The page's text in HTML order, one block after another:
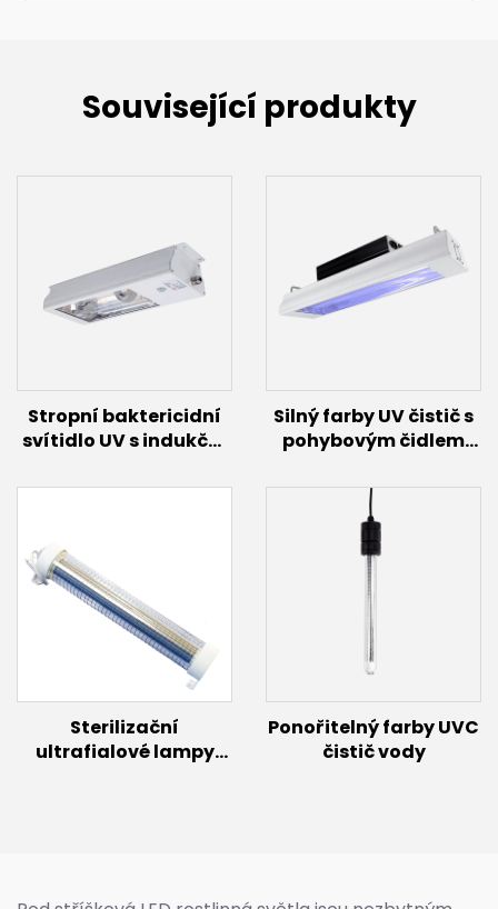
Související produkty
Stropní baktericidní
svítidlo UV s indukční
W)
Silný farby UV čistič s
pohybovým čidlem
Sterilizační
ultrafialové lampy
Ponořitelný farby UVC
čistič vody